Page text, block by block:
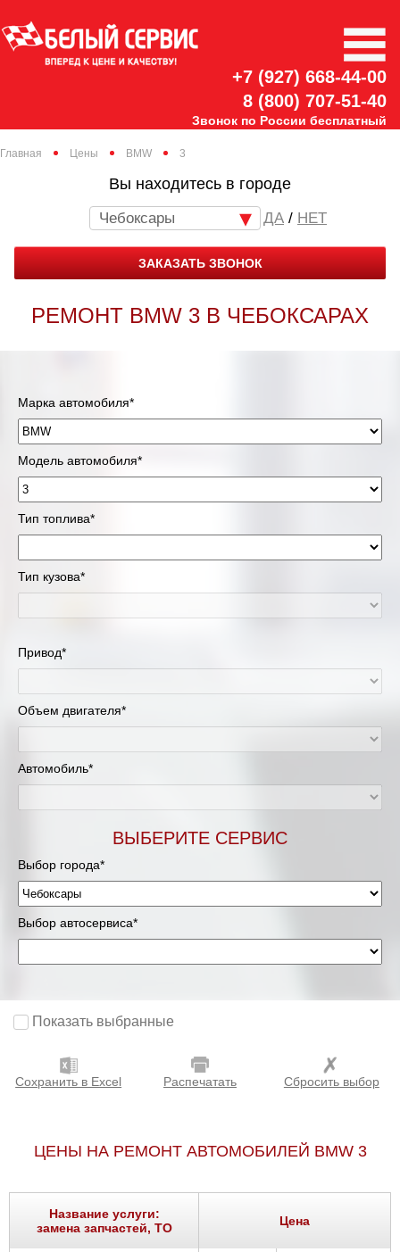
+7 (927) 668-44-00
8 (800) 707-51-40
Звонок по России бесплатный
Главная Цены BMW 3
Вы находитесь в городе
Чебоксары / НЕТ
ЗАКАЗАТЬ ЗВОНОК
РЕМОНТ BMW 3 В ЧЕБОКСАРАХ
Марка автомобиля*
Модель автомобиля*
Тип топлива*
Тип кузова*
Привод*
Объем двигателя*
Автомобиль*
ВЫБЕРИТЕ СЕРВИС
Выбор города*
Выбор автосервиса*
Показать выбранные
Сохранить в Excel Распечатать Сбросить выбор
ЦЕНЫ НА РЕМОНТ АВТОМОБИЛЕЙ BMW 3
Название услуги:
замена запчастей, ТО
Цена